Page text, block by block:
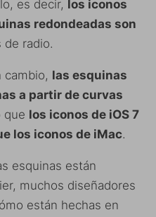
es decir, los iconos
redondeadas son
de radio.
cambio, las esquinas
a partir de curvas
que los iconos de iOS 7
los iconos de iMac.
esquinas están
muchos diseñadores
están hechas en